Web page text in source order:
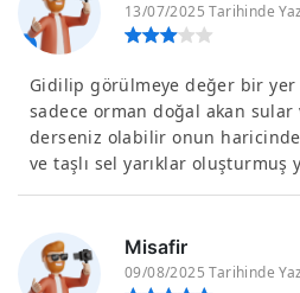
13/07/2025 Tarihinde
Gidilip görülmeye değer bir
sadece orman doğal akan sular
derseniz olabilir onun
ve taşlı sel yarıklar oluşturmuş
Misafir
09/08/2025 Tarihinde